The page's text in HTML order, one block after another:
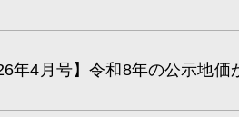
年4月号】令和8年の公示地価